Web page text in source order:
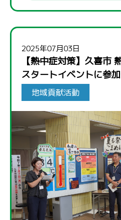
2025年07月03日
【熱中症対策】久喜市
スタートイベントに参
地域貢献活動